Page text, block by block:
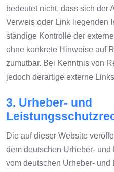
bedeutet nicht, dass sich der
Verweis oder Link liegenden
ständige Kontrolle der
ohne konkrete Hinweise auf
zumutbar. Bei Kenntnis von
jedoch derartige externe
3. Urheber- und
Die auf dieser Website
dem deutschen Urheber-
vom deutschen Urheber-